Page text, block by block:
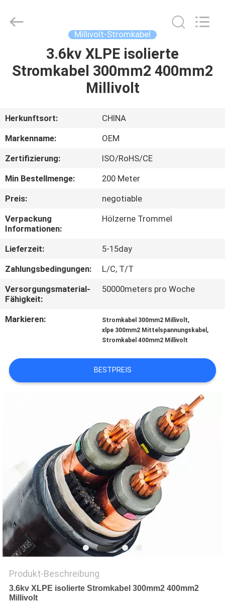
ÜBER
UNS
FABRIK-
AUSFLUG
QUALITÄTSKONTROLLE
TRETEN
SIE
MIT
UNS
IN
FORDERN
SIE
SITEMAP
PRIVACY
POLICY
Management
Services
Millivolt-Stromkabel
3.6kv XLPE isolierte
Stromkabel 300mm2 400mm2
Millivolt
Herkunftsort:
CHINA
Markenname:
OEM
Zertifizierung:
ISO/RoHS/CE
Min Bestellmenge:
200 Meter
Preis:
negotiable
Verpackung
Informationen:
Hölzerne Trommel
Lieferzeit:
5-15day
Zahlungsbedingungen:
L/C, T/T
Versorgungsmaterial-
Fähigkeit:
50000meters pro Woche
Markieren: Stromkabel 300mm2 Millivolt,
xlpe 300mm2 Mittelspannungskabel ,
Stromkabel 400mm2 Millivolt
BESTPREIS
Produkt-Beschreibung
3.6kv XLPE isolierte Stromkabel 300mm2 400mm2
Millivolt